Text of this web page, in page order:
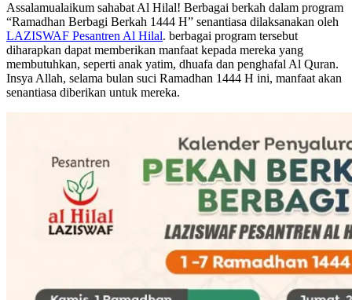
Assalamualaikum sahabat Al Hilal! Berbagai berkah dalam program
“Ramadhan Berbagi Berkah 1444 H” senantiasa dilaksanakan oleh
LAZISWAF Pesantren Al Hilal. berbagai program tersebut
diharapkan dapat memberikan manfaat kepada mereka yang
membutuhkan, seperti anak yatim, dhuafa dan penghafal Al Quran.
Insya Allah, selama bulan suci Ramadhan 1444 H ini, manfaat akan
senantiasa diberikan untuk mereka.